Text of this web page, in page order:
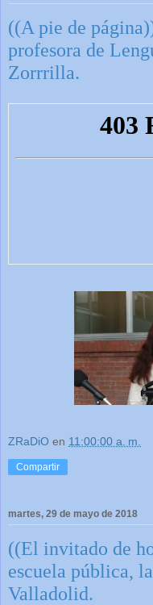
((A pie de
profesora de
Zorrrilla.
ZRaDiO en 11:00:00 a. m.
Compartir
martes, 29 de mayo de 2018
((El invitado de
escuela pública,
Valladolid.